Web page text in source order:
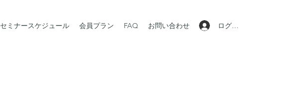
セミナースケジュール 会員プラン FAQ お問い合わせ ログイン